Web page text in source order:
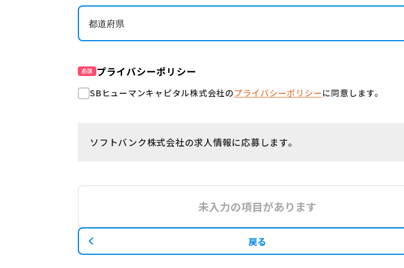
必須 プライバシーポリシー
SBヒューマンキャピタル株式会社のプライバシーポリシーに同意します。
ソフトバンク株式会社の求人情報に応募します。
未入力の項目があります
戻る